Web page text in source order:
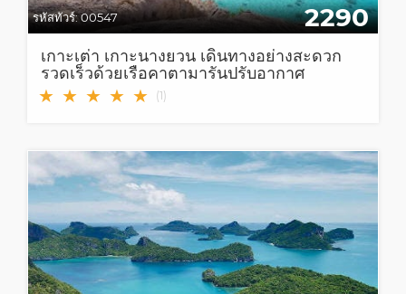
รหัสทัวร์:00547 2290
เกาะเต่า เกาะนางยวน เดินทางอย่างสะดวก
รวดเร็วด้วยเรือคาตามารันปรับอากาศ
★ ★ ★ ★ ★ (1)